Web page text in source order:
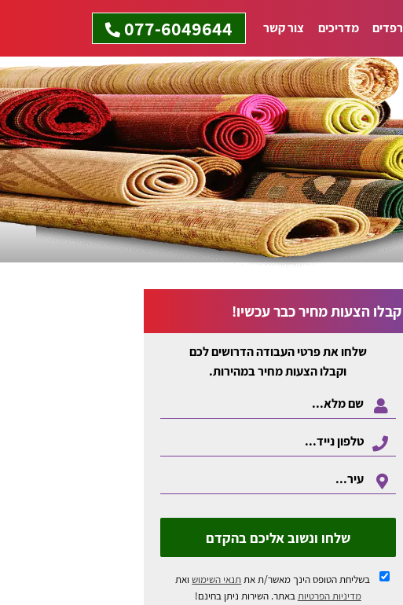
רפדים מדריכים צור קשר 077-6049644
קבלו הצעות מחיר כבר עכשיו!
שלחו את פרטי העבודה הדרושים לכם
וקבלו הצעות מחיר במהירות.
שלחו ונשוב אליכם בהקדם
בשליחת הטופס הינך מאשר/ת את תנאי השימושואת
מדיניות הפרטיותבאתר. השירות ניתן בחינם!